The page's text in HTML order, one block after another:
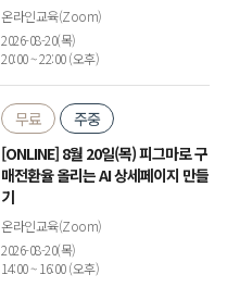
온라인교육(Zoom)
2026-08-20(목)
20:00 ~ 22:00 (오후)
무료
주중
[ONLINE] 8월 20일(목) 피그마로 구
매전환율 올리는 AI 상세페이지 만들
기
온라인교육(Zoom)
2026-08-20(목)
14:00 ~ 16:00 (오후)